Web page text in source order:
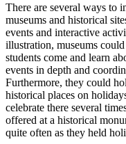
There are several ways to
museums and historical
events and interactive
illustration, museums
students come and learn
events in depth and
Furthermore, they could
historical places on
celebrate there several
offered at a historical
quite often as they held